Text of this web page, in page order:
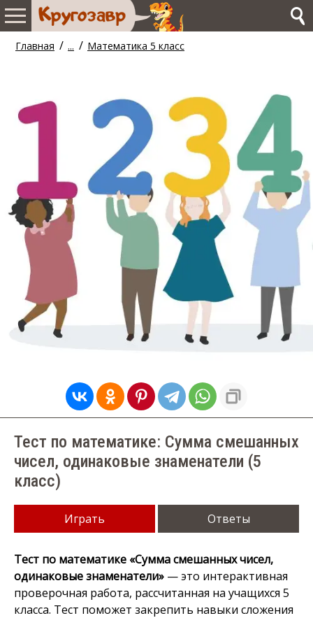
Главная / ... / Математика 5 класс
Тест по математике: Сумма смешанных
чисел, одинаковые знаменатели (5
класс)
Играть Ответы
Тест по математике «Сумма смешанных чисел,
одинаковые знаменатели» — это интерактивная
проверочная работа, рассчитанная на учащихся 5
класса. Тест поможет закрепить навыки сложения